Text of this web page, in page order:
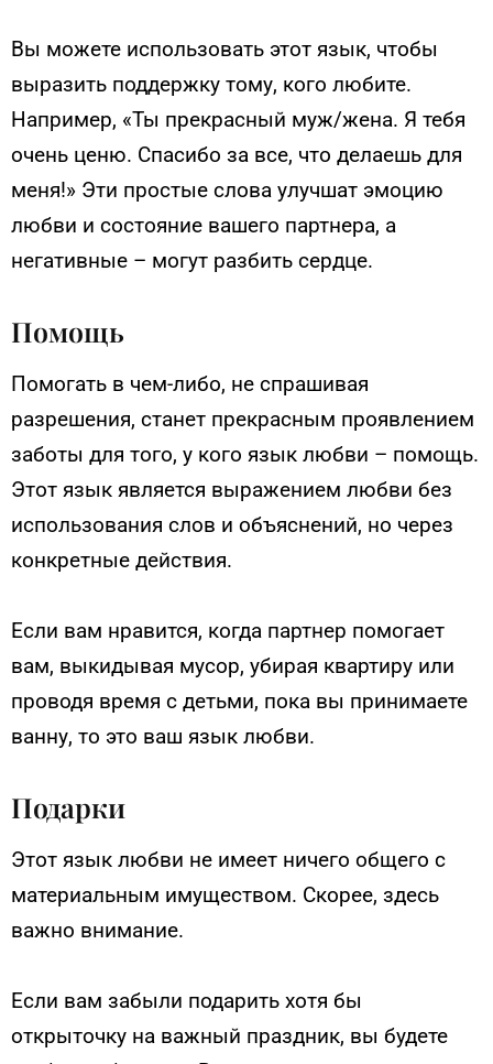
Вы можете использовать этот язык, чтобы
выразить поддержку тому, кого любите.
Например, «Ты прекрасный муж/жена. Я тебя
очень ценю. Спасибо за все, что делаешь для
меня!» Эти простые слова улучшат эмоцию
любви и состояние вашего партнера, а
негативные – могут разбить сердце.
Помощь
Помогать в чем-либо, не спрашивая
разрешения, станет прекрасным проявлением
заботы для того, у кого язык любви – помощь.
Этот язык является выражением любви без
использования слов и объяснений, но через
конкретные действия.
Если вам нравится, когда партнер помогает
вам, выкидывая мусор, убирая квартиру или
проводя время с детьми, пока вы принимаете
ванну, то это ваш язык любви.
Подарки
Этот язык любви не имеет ничего общего с
материальным имуществом. Скорее, здесь
важно внимание.
Если вам забыли подарить хотя бы
открыточку на важный праздник, вы будете